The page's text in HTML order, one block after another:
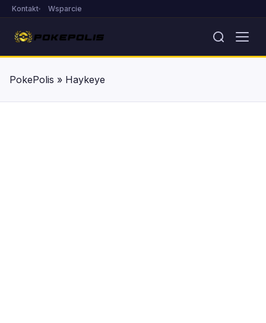
Kontakt Wsparcie
PokePolis » Haykeye